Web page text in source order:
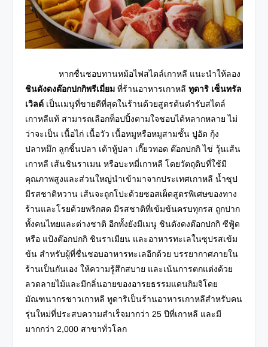
หากชื่นชอบทานหม้อไฟสไตล์เกาหลี แนะนำให้ลอง
ชินดังดงต๊อกปกกิพรีเมี่ยม ที่ร้านอาหารเกาหลีทูดาริ เซ็นทรัล
เวิลด์ เป็นเมนูที่ขายดีที่สุดในร้านด้วยสูตรต้นตำรับสไตล์
เกาหลีแท้ สามารถเลือกท็อปปิ้งตามใจชอบได้หลากหลาย ไม่
ว่าจะเป็น เนื้อไก่ เนื้อวัว เนื้อหมูหรือหมูสามชั้น ปูอัด กุ้ง
ปลาหมึก ลูกชิ้นปลา เต้าหู้ปลา เกี๊ยวทอด ต๊อกปกกิ ไข่ วุ้นเส้น
เกาหลี เส้นชินราเมน หรือบะหมี่เกาหลี โดยวัตถุดิบที่ใช้มี
คุณภาพสูงและส่วนใหญ่นำเข้ามาจากประเทศเกาหลี น้ำซุป
มีรสชาติหวาน เส้นจะถูกโปะด้วยซอสเผ็ดสูตรพิเศษของทาง
ร้านและโรยด้วยพริกสด มีรสชาติที่เข้มข้นครบทุกรส ถูกปาก
ทั้งคนไทยและต่างชาติอีกทั้งยังมีเมนู ชินดังดงต๊อกปกกิ ซีฟู้ด
หรือ แป้งต๊อกปกกิ ชินราเมียน และอาหารทะเลในซุปรสเข้ม
ข้น สำหรับผู้ที่ชื่นชอบอาหารทะเลอีกด้วย บรรยากาศภายใน
ร้านเป็นกันเอง ให้ความรู้สึกสบาย และเน้นการตกแต่งด้วย
ลวดลายไม้และมีกลิ่นอายของอารยธรรมแดนกิมจิโดย
มัณฑนากรชาวเกาหลี ทูดาริเป็นร้านอาหารเกาหลีสำหรับคน
รุ่นใหม่ที่ประสบความสำเร็จมากว่า 25 ปีที่เกาหลี และมี
มากกว่า 2,000 สาขาทั่วโลก